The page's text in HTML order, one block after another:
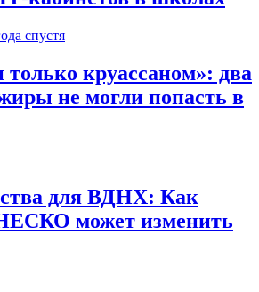
спустя
только круассаном»: два
не могли попасть в
для ВДНХ: Как
может изменить